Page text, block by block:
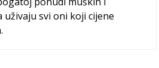
uživaju svi oni koji cijene